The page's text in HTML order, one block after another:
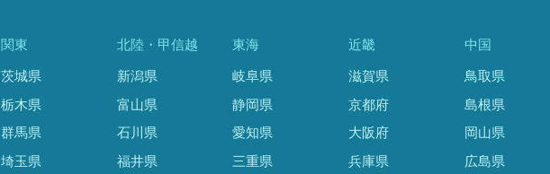
関東
茨城県
栃木県
群馬県
埼玉県
北陸・甲信越
新潟県
富山県
石川県
福井県
東海
岐阜県
静岡県
愛知県
三重県
近畿
滋賀県
京都府
大阪府
兵庫県
中国
鳥取県
島根県
岡山県
広島県